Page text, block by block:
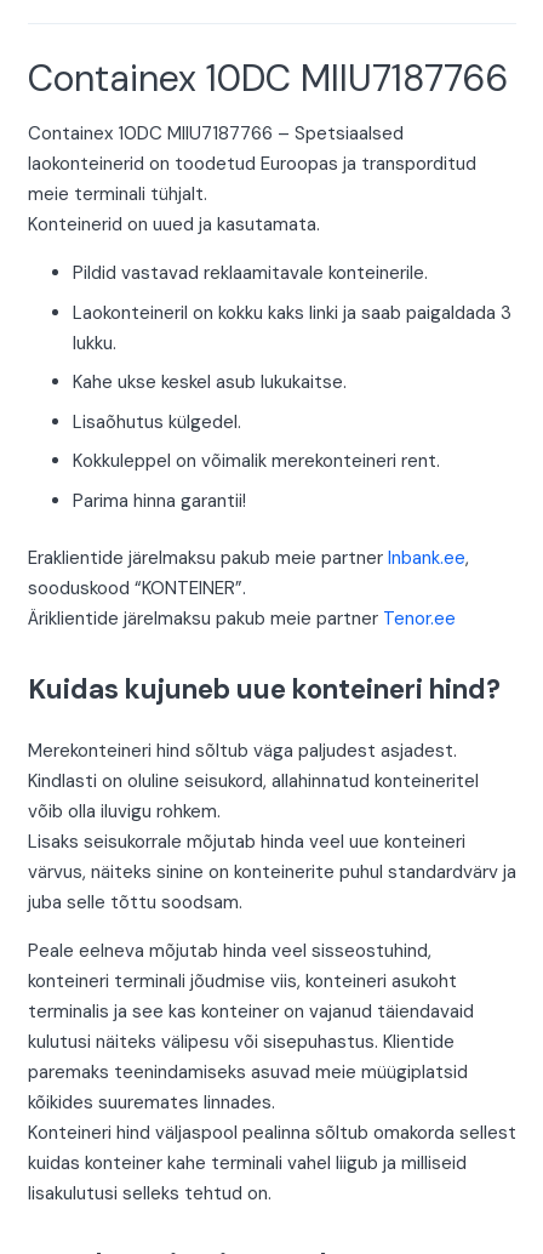
Containex 10DC MIIU7187766
Containex 10DC MIIU7187766 – Spetsiaalsed
laokonteinerid on toodetud Euroopas ja transporditud
meie terminali tühjalt.
Konteinerid on uued ja kasutamata.
Pildid vastavad reklaamitavale konteinerile.
Laokonteineril on kokku kaks linki ja saab paigaldada 3
lukku.
Kahe ukse keskel asub lukukaitse.
Lisaõhutus külgedel.
Kokkuleppel on võimalik merekonteineri rent.
Parima hinna garantii!
Eraklientide järelmaksu pakub meie partner Inbank.ee,
sooduskood “KONTEINER”.
Äriklientide järelmaksu pakub meie partner Tenor.ee
Kuidas kujuneb uue konteineri hind?
Merekonteineri hind sõltub väga paljudest asjadest.
Kindlasti on oluline seisukord, allahinnatud konteineritel
võib olla iluvigu rohkem.
Lisaks seisukorrale mõjutab hinda veel uue konteineri
värvus, näiteks sinine on konteinerite puhul standardvärv ja
juba selle tõttu soodsam.
Peale eelneva mõjutab hinda veel sisseostuhind,
konteineri terminali jõudmise viis, konteineri asukoht
terminalis ja see kas konteiner on vajanud täiendavaid
kulutusi näiteks välipesu või sisepuhastus. Klientide
paremaks teenindamiseks asuvad meie müügiplatsid
kõikides suuremates linnades.
Konteineri hind väljaspool pealinna sõltub omakorda sellest
kuidas konteiner kahe terminali vahel liigub ja milliseid
lisakulutusi selleks tehtud on.